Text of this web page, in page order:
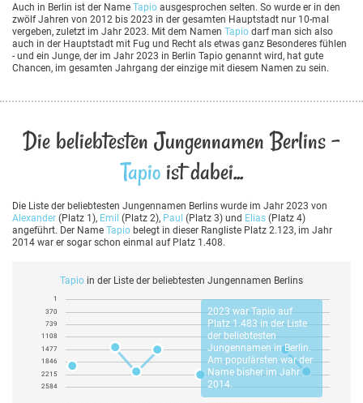
Auch in Berlin ist der Name Tapio ausgesprochen selten. So wurde er in den
zwölf Jahren von 2012 bis 2023 in der gesamten Hauptstadt nur 10-mal
vergeben, zuletzt im Jahr 2023. Mit dem Namen Tapio darf man sich also
auch in der Hauptstadt mit Fug und Recht als etwas ganz Besonderes fühlen
- und ein Junge, der im Jahr 2023 in Berlin Tapio genannt wird, hat gute
Chancen, im gesamten Jahrgang der einzige mit diesem Namen zu sein.
Die beliebtesten Jungennamen Berlins -
Tapioist dabei...
Die Liste der beliebtesten Jungennamen Berlins wurde im Jahr 2023 von
Alexander (Platz 1), Emil (Platz 2), Paul (Platz 3) und Elias (Platz 4)
angeführt. Der Name Tapio belegt in dieser Rangliste Platz 2.123, im Jahr
2014 war er sogar schon einmal auf Platz 1.408.
Tapio in der Liste der beliebtesten Jungennamen Berlins
2023 war Tapioauf
Platz 1.483 in der Liste
der beliebtesten
Jungennamen in Berlin.
Am populärsten war der
Name bisher im Jahr
2014.
1
370
739
1108
1477
1846
2215
2584